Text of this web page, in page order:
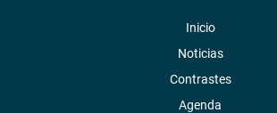
Inicio
Noticias
Contrastes
Agenda